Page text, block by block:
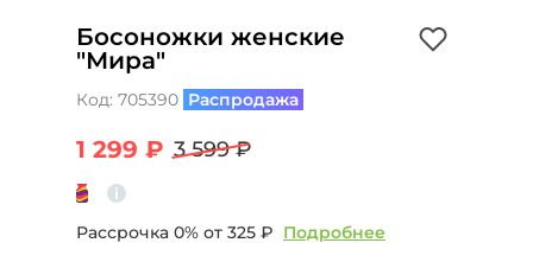
Босоножки женские
"Мира"
Код: 705390 Распродажа
1 299 ₽ 3 599 ₽
Рассрочка 0% от 325 ₽ Подробнее